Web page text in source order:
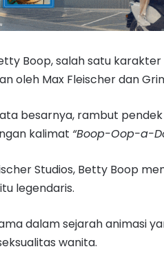
Boop, salah satu
oleh Max Fleischer dan
besarnya, rambut
kalimat “Boop-Oop-a-
Studios, Betty Boop
legendaris.
dalam sejarah animasi
wanita.